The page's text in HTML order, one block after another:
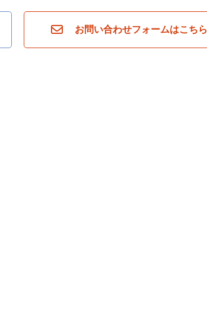
お問い合わせフォームはこちら